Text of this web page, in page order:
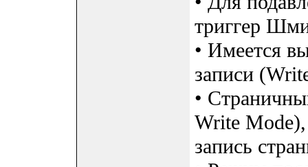
триггер
• Имеется
записи
•
Write
запись